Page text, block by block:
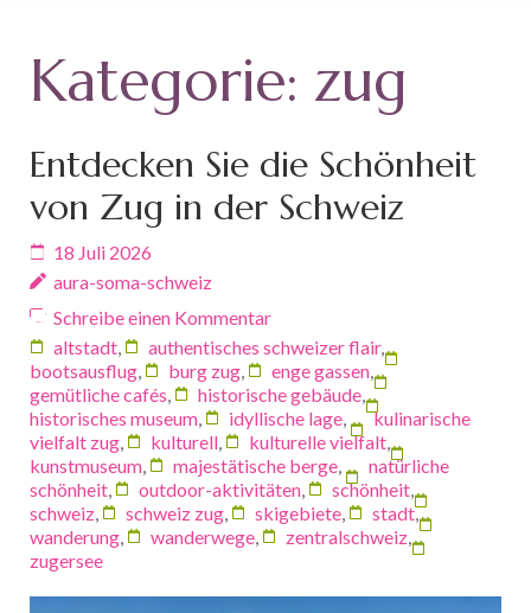
Kategorie: zug
Entdecken Sie die Schönheit
von Zug in der Schweiz
18 Juli 2026
aura-soma-schweiz
Schreibe einen Kommentar
altstadt
authentisches schweizer flair,
bootsausflug
burg zug enge gassen
gemütliche cafés
historische gebäude
historisches museum
idyllische lage
kulinarische
vielfalt zug
kulturell kulturelle vielfalt
kunstmuseum
majestätische berge
natürliche
schönheit
outdoor-aktivitäten schönheit
schweiz
schweiz zug skigebiete stadt,
wanderung
wanderwege zentralschweiz
zugersee